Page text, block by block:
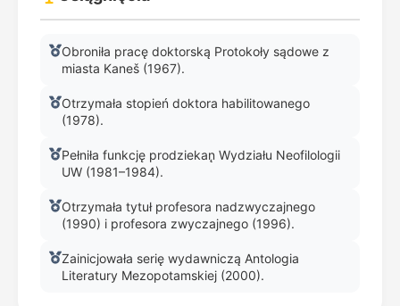
Obroniła pracę doktorską Protokoły sądowe z
miasta Kaneš (1967).
Otrzymała stopień doktora habilitowanego
(1978).
Pełniła funkcję prodziekan̨ Wydziału Neofilologii
UW (1981–1984).
Otrzymała tytuł profesora nadzwyczajnego
(1990) i profesora zwyczajnego (1996).
Zainicjowała serię wydawniczą Antologia
Literatury Mezopotamskiej (2000).